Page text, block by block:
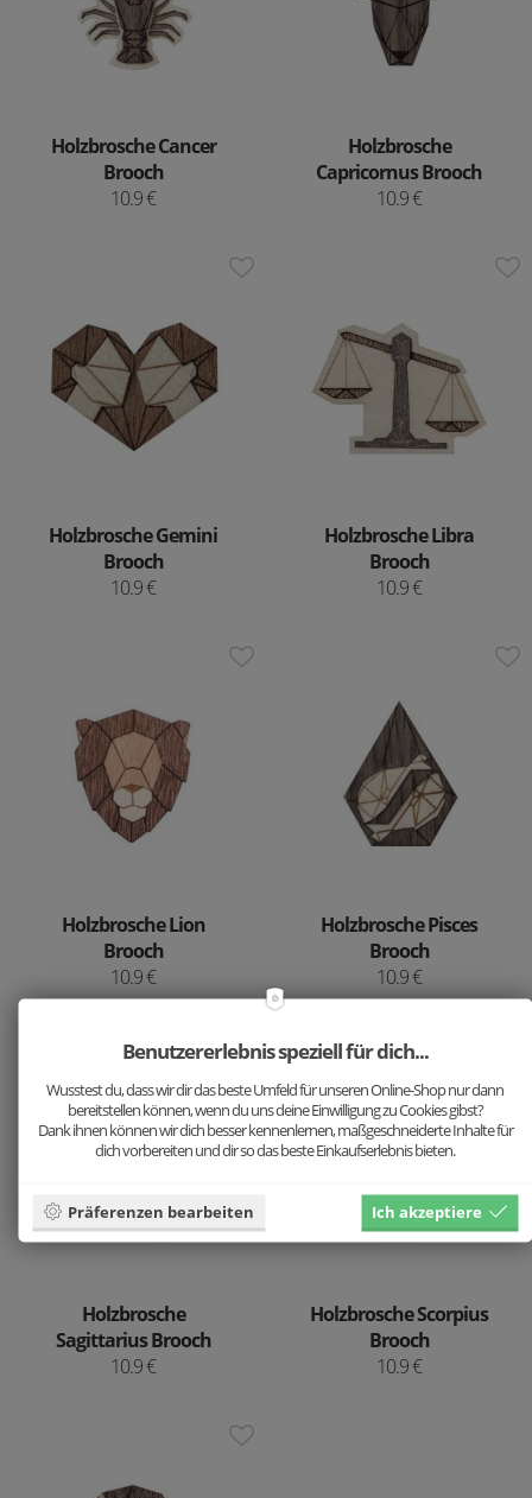
Holzbrosche Cancer
Brooch
10.9 €
Holzbrosche
Capricornus Brooch
10.9 €
Holzbrosche Gemini
Brooch
10.9 €
Holzbrosche Libra
Brooch
10.9 €
Holzbrosche Lion
Brooch
10.9 €
Holzbrosche Pisces
Brooch
10.9 €
Holzbrosche
Sagittarius Brooch
10.9 €
Holzbrosche Scorpius
Brooch
10.9 €
Benutzererlebnis speziell für dich...
Wusstest du, dass wir dir das beste Umfeld für unseren Online-Shop nur dann
bereitstellen können, wenn du uns deine Einwilligung zu Cookies gibst?
Dank ihnen können wir dich besser kennenlernen, maßgeschneiderte Inhalte für
dich vorbereiten und dir so das beste Einkaufserlebnis bieten.
Präferenzen bearbeiten Ich akzeptiere